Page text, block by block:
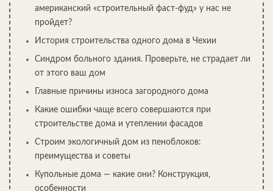
американский «строительный фаст-фуд» у нас не
пройдет?
История строительства одного дома в Чехии
Синдром больного здания. Проверьте, не страдает ли
от этого ваш дом
Главные причины износа загородного дома
Какие ошибки чаще всего совершаются при
строительстве дома и утеплении фасадов
Строим экологичный дом из пеноблоков:
преимущества и советы
Купольные дома — какие они? Конструкция,
особенности